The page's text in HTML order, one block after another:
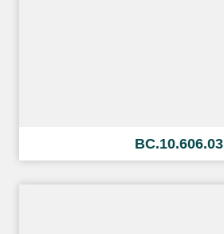
BC.10.606.03